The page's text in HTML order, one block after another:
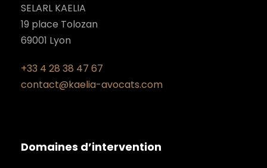
SELARL KAELIA
19 place Tolozan
69001 Lyon
+33 4 28 38 47 67
contact@kaelia-avocats.com
Domaines d’intervention